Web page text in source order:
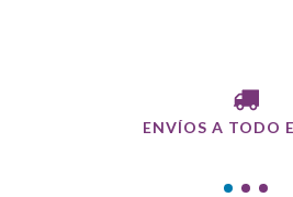
ENVÍOS A TODO